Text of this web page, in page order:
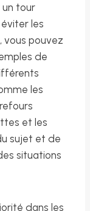
tour
les
vous pouvez
de
les
et les
sujet et de
situations
dans les